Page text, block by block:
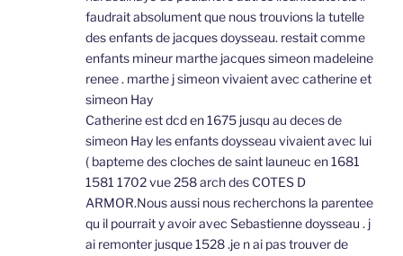
faudrait absolument que nous trouvions la tutelle
des enfants de jacques doysseau. restait comme
enfants mineur marthe jacques simeon madeleine
renee . marthe j simeon vivaient avec catherine et
simeon Hay
Catherine est dcd en 1675 jusqu au deces de
simeon Hay les enfants doysseau vivaient avec lui
( bapteme des cloches de saint launeuc en 1681
1581 1702 vue 258 arch des COTES D
ARMOR.Nous aussi nous recherchons la parentee
qu il pourrait y avoir avec Sebastienne doysseau . j
ai remonter jusque 1528 .je n ai pas trouver de